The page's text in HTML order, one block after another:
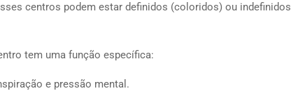
centros podem estar definidos (coloridos) ou indefinidos
tem uma função específica:
e pressão mental.